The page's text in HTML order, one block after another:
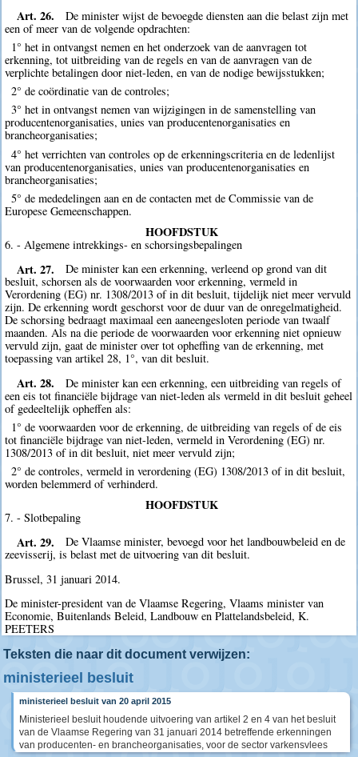
Art. 26.
De minister wijst de bevoegde diensten aan die belast zijn met
een of meer van de volgende opdrachten:
1° het in ontvangst nemen en het onderzoek van de aanvragen tot
erkenning, tot uitbreiding van de regels en van de aanvragen van de
verplichte betalingen door niet-leden, en van de nodige bewijsstukken;
2° de coördinatie van de controles;
3° het in ontvangst nemen van wijzigingen in de samenstelling van
producentenorganisaties, unies van producentenorganisaties en
brancheorganisaties;
4° het verrichten van controles op de erkenningscriteria en de ledenlijst
van producentenorganisaties, unies van producentenorganisaties en
brancheorganisaties;
5° de mededelingen aan en de contacten met de Commissie van de
Europese Gemeenschappen.
HOOFDSTUK
6. - Algemene intrekkings- en schorsingsbepalingen
Art. 27.
De minister kan een erkenning, verleend op grond van dit
besluit, schorsen als de voorwaarden voor erkenning, vermeld in
Verordening (EG) nr. 1308/2013 of in dit besluit, tijdelijk niet meer vervuld
zijn. De erkenning wordt geschorst voor de duur van de onregelmatigheid.
De schorsing bedraagt maximaal een aaneengesloten periode van twaalf
maanden. Als na die periode de voorwaarden voor erkenning niet opnieuw
vervuld zijn, gaat de minister over tot opheffing van de erkenning, met
toepassing van artikel 28, 1°, van dit besluit.
Art. 28.
De minister kan een erkenning, een uitbreiding van regels of
een eis tot financiële bijdrage van niet-leden als vermeld in dit besluit geheel
of gedeeltelijk opheffen als:
1° de voorwaarden voor de erkenning, de uitbreiding van regels of de eis
tot financiële bijdrage van niet-leden, vermeld in Verordening (EG) nr.
1308/2013 of in dit besluit, niet meer vervuld zijn;
2° de controles, vermeld in verordening (EG) 1308/2013 of in dit besluit,
worden belemmerd of verhinderd.
HOOFDSTUK
7. - Slotbepaling
Art. 29.
De Vlaamse minister, bevoegd voor het landbouwbeleid en de
zeevisserij, is belast met de uitvoering van dit besluit.
Brussel, 31 januari 2014.
De minister-president van de Vlaamse Regering, Vlaams minister van
Economie, Buitenlands Beleid, Landbouw en Plattelandsbeleid, K.
PEETERS
Teksten die naar dit document verwijzen:
ministerieel besluit
ministerieel besluit van 20 april 2015
Ministerieel besluit houdende uitvoering van artikel 2 en 4 van het besluit
van de Vlaamse Regering van 31 januari 2014 betreffende erkenningen
van producenten- en brancheorganisaties, voor de sector varkensvlees